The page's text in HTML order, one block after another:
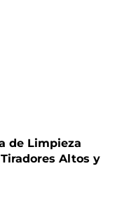
de Limpieza
Altos y